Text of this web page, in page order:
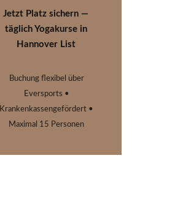
Jetzt Platz sichern —
täglich Yogakurse in
Hannover List
Buchung flexibel über
Eversports •
Krankenkassengefördert •
Maximal 15 Personen